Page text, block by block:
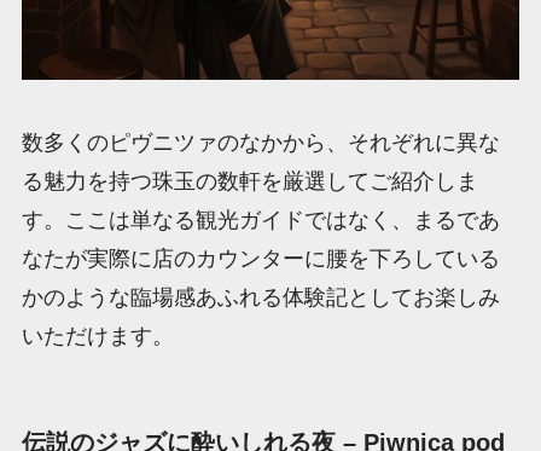
数多くのピヴニツァのなかから、それぞれに異な
る魅力を持つ珠玉の数軒を厳選してご紹介しま
す。ここは単なる観光ガイドではなく、まるであ
なたが実際に店のカウンターに腰を下ろしている
かのような臨場感あふれる体験記としてお楽しみ
いただけます。
伝説のジャズに酔いしれる夜 – Piwnica pod